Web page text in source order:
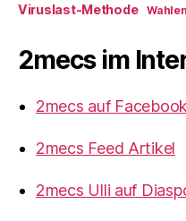
Viruslast-Methode Wahlen
2mecs im
2mecs auf Facebook
2mecs Feed Artikel
2mecs Ulli auf